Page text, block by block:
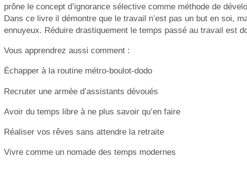
prône le concept d’ignorance sélective comme méthode de
Dans ce livre il démontre que le travail n’est pas un but en soi,
ennuyeux. Réduire drastiquement le temps passé au travail est
Vous apprendrez aussi comment :
Échapper à la routine métro-boulot-dodo
Recruter une armée d’assistants dévoués
Avoir du temps libre à ne plus savoir qu’en faire
Réaliser vos rêves sans attendre la retraite
Vivre comme un nomade des temps modernes